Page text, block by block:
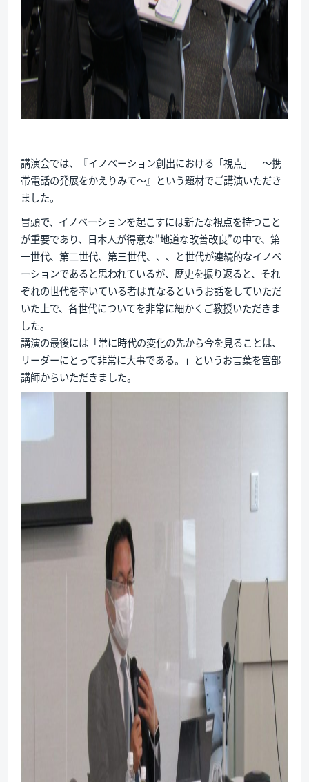
講演会では、『イノベーション創出における「視点」 ～携
帯電話の発展をかえりみて～』という題材でご講演いただき
ました。
冒頭で、イノベーションを起こすには新たな視点を持つこと
が重要であり、日本人が得意な”地道な改善改良”の中で、第
一世代、第二世代、第三世代、、、と世代が連続的なイノベ
ーションであると思われているが、歴史を振り返ると、それ
ぞれの世代を率いている者は異なるというお話をしていただ
いた上で、各世代についてを非常に細かくご教授いただきま
した。
講演の最後には「常に時代の変化の先から今を見ることは、
リーダーにとって非常に大事である。」というお言葉を宮部
講師からいただきました。